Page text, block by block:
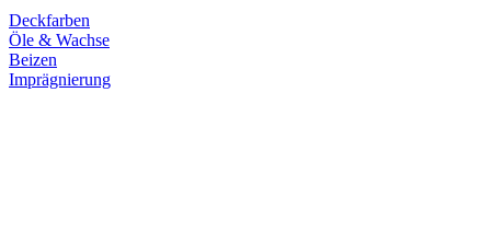
Deckfarben
Öle & Wachse
Beizen
Imprägnierung